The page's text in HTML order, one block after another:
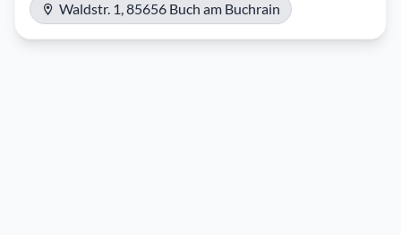
Waldstr. 1, 85656 Buch am Buchrain